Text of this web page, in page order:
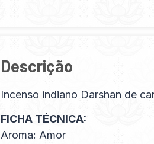
Descrição
Incenso indiano Darshan de
FICHA TÉCNICA:
Aroma: Amor